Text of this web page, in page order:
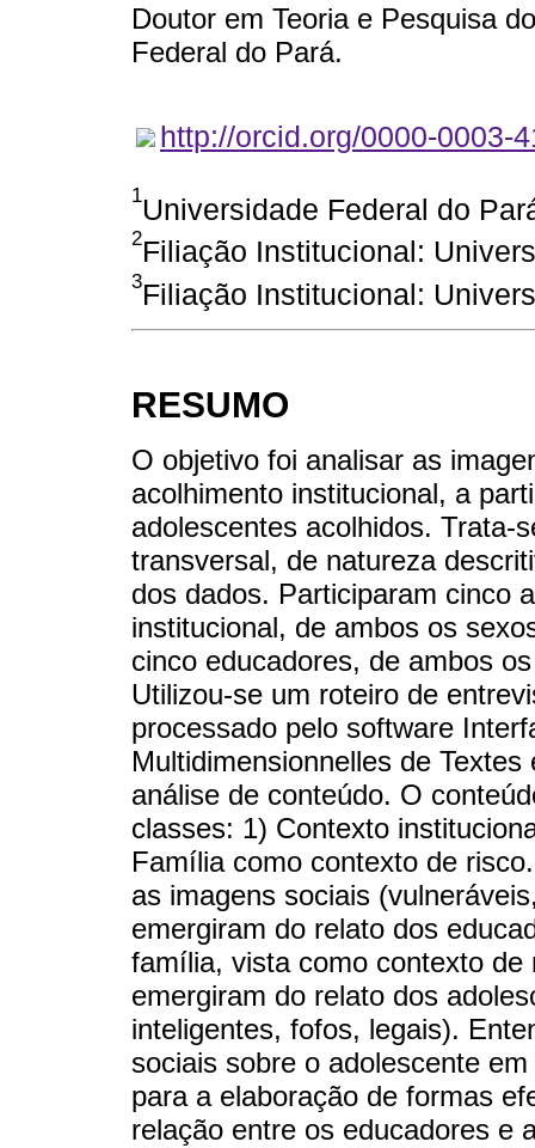
Doutor em Teoria e Pesquisa
Federal do Pará.
http://orcid.org/0000-0003-
1Universidade Federal do
2Filiação Institucional:
3Filiação Institucional:
RESUMO
O objetivo foi analisar as
acolhimento institucional, a
adolescentes acolhidos. Trata-
transversal, de natureza
dos dados. Participaram cinco
institucional, de ambos os
cinco educadores, de ambos
Utilizou-se um roteiro de
processado pelo software
Multidimensionnelles de
análise de conteúdo. O
classes: 1) Contexto
Família como contexto de
as imagens sociais
emergiram do relato dos
família, vista como contexto
emergiram do relato dos
inteligentes, fofos, legais).
sociais sobre o adolescente
para a elaboração de formas
relação entre os educadores e